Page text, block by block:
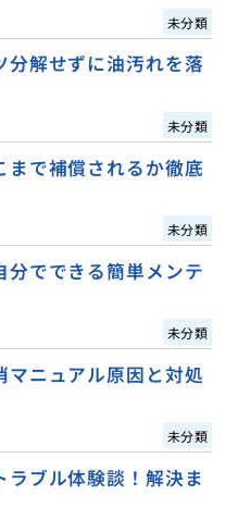
未分類
分解せずに油汚れを落
未分類
まで補償されるか徹底
未分類
分でできる簡単メンテ
未分類
マニュアル原因と対処
未分類
ブル体験談！解決ま